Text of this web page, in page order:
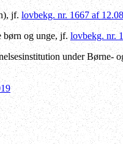
jf.lovbekg. nr. 1667 af
børn og unge, jf.lovbekg. nr.
under Børne-